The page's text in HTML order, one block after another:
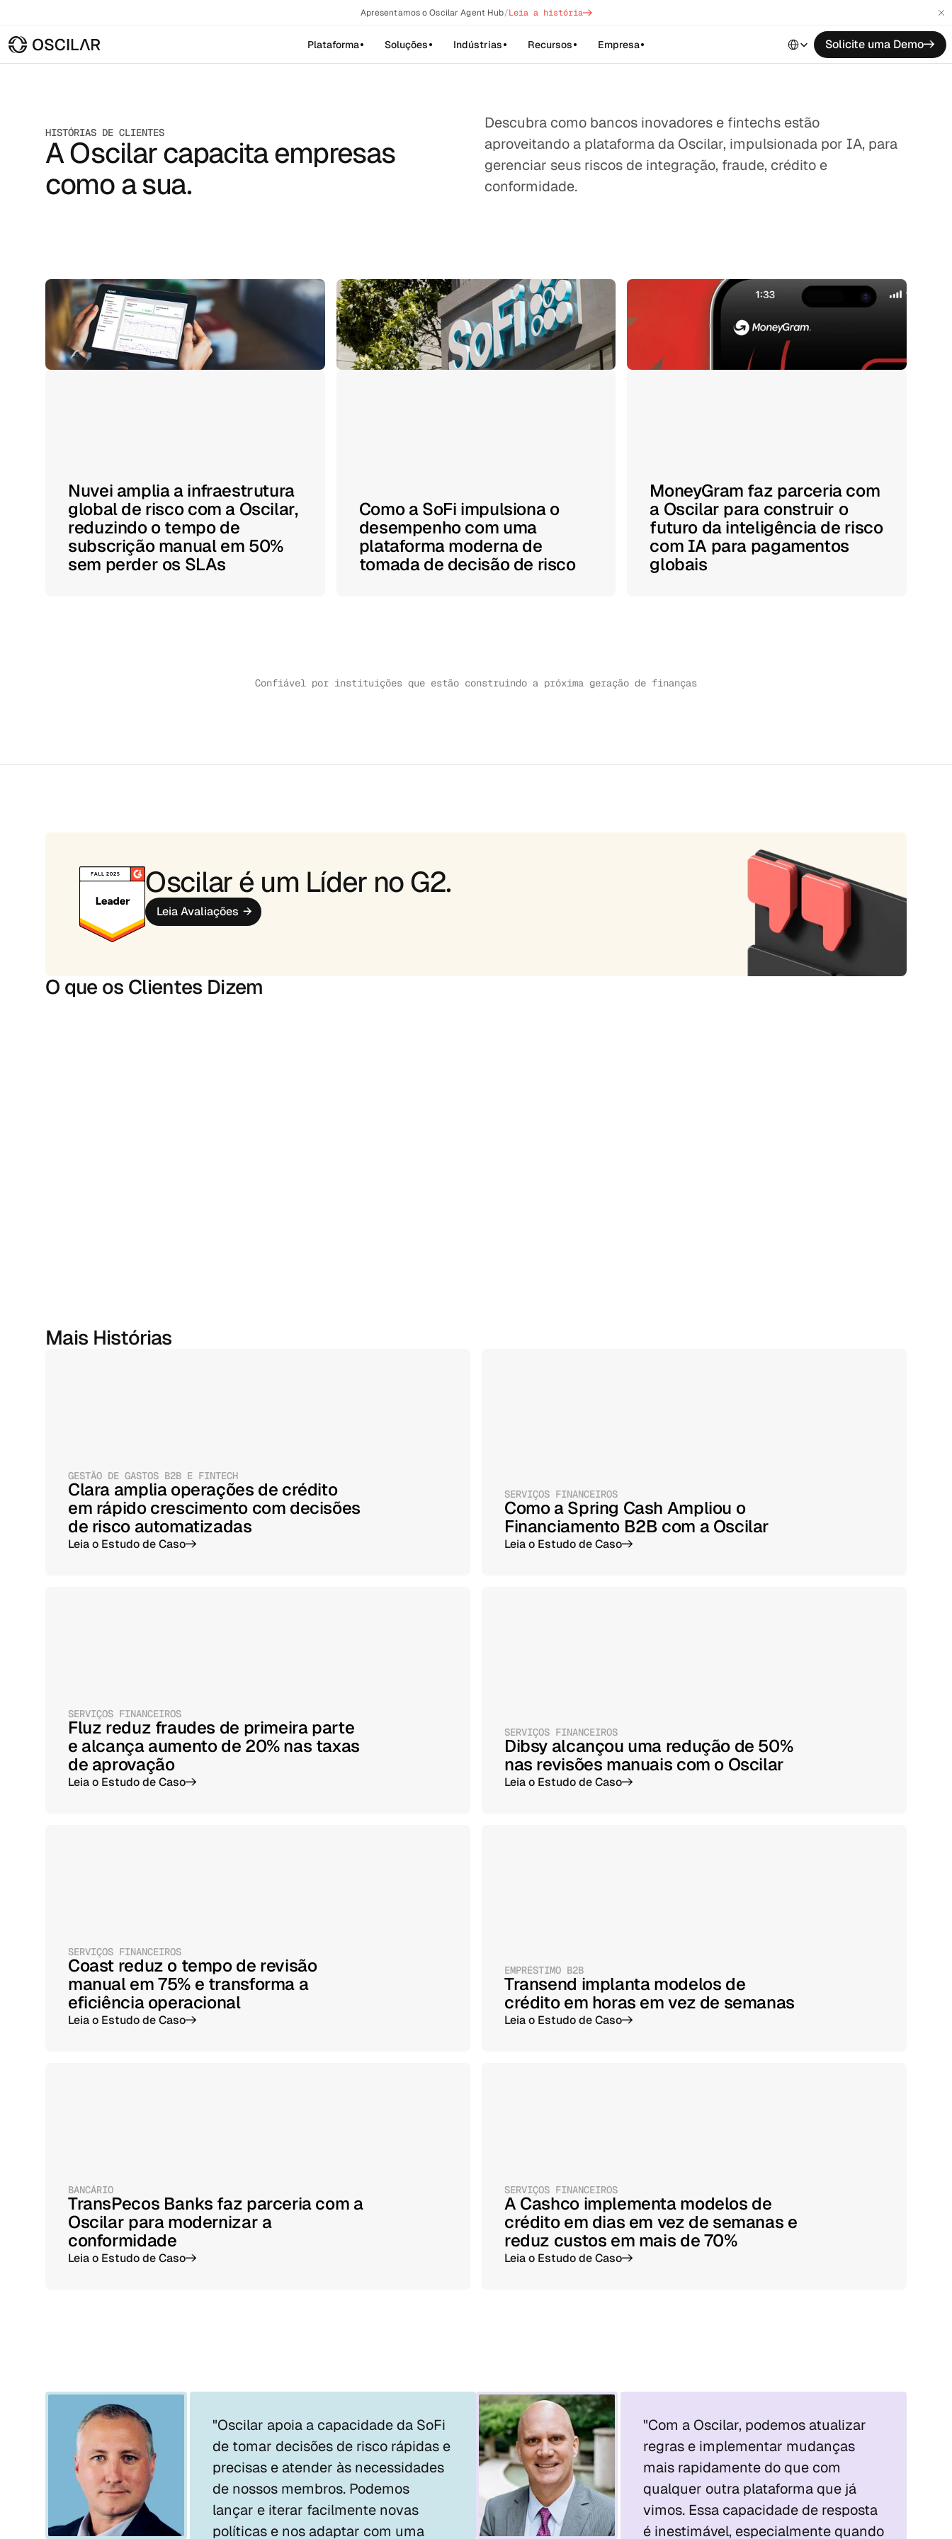
Apresentamos o Oscilar Agent Hub/Leia a história->
Plataforma Soluções Indústrias Recursos Empresa
Select LanguageSolicite uma Demo->
HISTÓRIAS DE CLIENTES
A Oscilar capacita empresas
como a sua.
Descubra como bancos inovadores e fintechs estão
aproveitando a plataforma da Oscilar, impulsionada por IA, para
gerenciar seus riscos de integração, fraude, crédito e
conformidade.
Nuvei amplia a infraestrutura
global de risco com a Oscilar,
reduzindo o tempo de
subscrição manual em 50%
sem perder os SLAs
Como a SoFi impulsiona o
desempenho com uma
plataforma moderna de
tomada de decisão de risco
MoneyGram faz parceria com
a Oscilar para construir o
futuro da inteligência de risco
com IA para pagamentos
globais
Confiável por instituições que estão construindo a próxima geração de finanças
Oscilar é um Líder no G2.
Leia Avaliações →
O que os Clientes Dizem
Mais Histórias
GESTÃO DE GASTOS B2B E FINTECH
Clara amplia operações de crédito
em rápido crescimento com decisões
de risco automatizadas
Leia o Estudo de Caso->
SERVIÇOS FINANCEIROS
Como a Spring Cash Ampliou o
Financiamento B2B com a Oscilar
Leia o Estudo de Caso->
SERVIÇOS FINANCEIROS
Fluz reduz fraudes de primeira parte
e alcança aumento de 20% nas taxas
de aprovação
Leia o Estudo de Caso->
SERVIÇOS FINANCEIROS
Dibsy alcançou uma redução de 50%
nas revisões manuais com o Oscilar
Leia o Estudo de Caso->
SERVIÇOS FINANCEIROS
Coast reduz o tempo de revisão
manual em 75% e transforma a
eficiência operacional
Leia o Estudo de Caso->
EMPRÉSTIMO B2B
Transend implanta modelos de
crédito em horas em vez de semanas
Leia o Estudo de Caso->
BANCÁRIO
TransPecos Banks faz parceria com a
Oscilar para modernizar a
conformidade
Leia o Estudo de Caso->
SERVIÇOS FINANCEIROS
A Cashco implementa modelos de
crédito em dias em vez de semanas e
reduz custos em mais de 70%
Leia o Estudo de Caso->
"Oscilar apoia a capacidade da SoFi
de tomar decisões de risco rápidas e
precisas e atender às necessidades
de nossos membros. Podemos
lançar e iterar facilmente novas
políticas e nos adaptar com uma
"Com a Oscilar, podemos atualizar
regras e implementar mudanças
mais rapidamente do que com
qualquer outra plataforma que já
vimos. Essa capacidade de resposta
é inestimável, especialmente quando